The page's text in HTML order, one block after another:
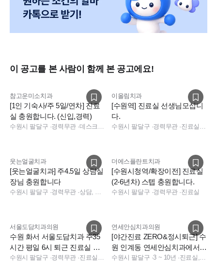
이 공고를 본 사람이 함께 본 공고에요!
참고운미소치과
[1인 기숙사/주 5일/연차] 진료
실 충원합니다. (신입,경력)
수원시 팔달구 ·경력무관· 데스크, 상담, 실장, 보험청구, 진료실, 데스크, 보험청구, 상담, 진료실, 데스크, 전화응대(CS)
이올림치과
[수원역] 진료실 선생님모십니
다.
수원시 팔달구 ·경력무관· 진료실, 진료실
웃는얼굴치과
[웃는얼굴치과] 주4.5일 상담실
장님 충원합니다
수원시 팔달구 ·경력무관· 상담, 진료실
더에스플란트치과
[수원시청역/확장이전] 진료실
(2-6년차) 스텝 충원합니다.
수원시 팔달구 ·경력무관·진료실
서울도담치과의원
수원 화서 서울도담치과 주35
시간 평일 6시 퇴근 진료실 스
텝 & 팀장급 모집
수원시 팔달구 ·경력무관· 진료실, 진료팀장
연세안심치과의원
[야간진료 ZERO&정시퇴근] 수
원 인계동 연세안심치과에서
오래 함께할 선생님을 모십니
수원시 팔달구 ·3 ~ 10년 · 진료실, 수술실, 진료실, 수술실